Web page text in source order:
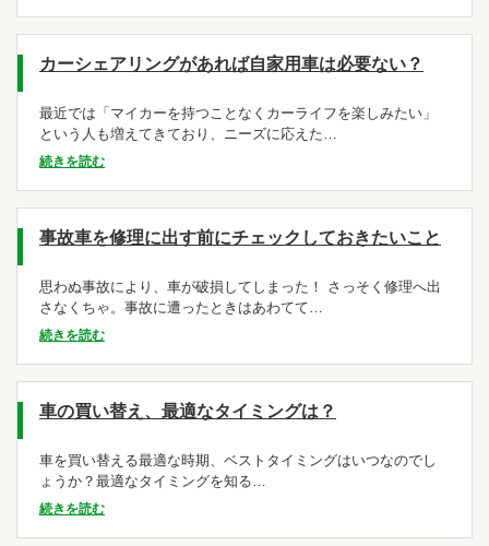
カーシェアリングがあれば自家用車は必要ない？
最近では「マイカーを持つことなくカーライフを楽しみたい」
という人も増えてきており、ニーズに応えた…
続きを読む
事故車を修理に出す前にチェックしておきたいこと
思わぬ事故により、車が破損してしまった！ さっそく修理へ出
さなくちゃ。事故に遭ったときはあわてて…
続きを読む
車の買い替え、最適なタイミングは？
車を買い替える最適な時期、ベストタイミングはいつなのでし
ょうか？最適なタイミングを知る…
続きを読む